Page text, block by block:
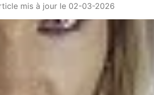
mis à jour le 02-03-2026